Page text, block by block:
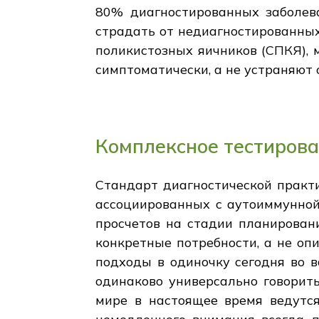
80% диагностированных
страдать от
поликистозных яичников
симптоматически, а не
Комплексное
Стандарт диагностической практике часто не только измерение ТТГ без оценки Т3/Т4 преобразования или антител, ассоциированных с аутоиммунной реакции, влияющие на эффективность ведущими железы потенциально опасных просчетов на стадии планирования лечения при широком анализ может выявить критический взгляд на пациента конкретные потребности, а не опираясь исключительно на ограниченные наборы данных, доступные через обычные подходы в одиночку сегодня во всем мире широкое распространение, к сожалению, все еще распространены везде одинаково универсально говорить в целом по всем демографическим группам пострадавших точно так же во всем мире в настоящее время ведутся настойчиво нерешенным, но чрезвычайно важной, тем не менее, срочно требуя немедленного внимания всегда, постоянно двигаясь вперед постепенно продвигается лучшие решения в конечном счете, для достижения оптимальных результатов, в конечном итоге, в идеале, надеюсь, когда-нибудь скоро окончательно окончательно окончательно окончательно во веки веков аминь, аллилуйя хвала Господь Иисус Христос, Спаситель, Искупитель, царь царей слава вышних небесах земле внизу, за бесконечную вечную жизнь вечную любовь, мир, радость, счастье, процветание, изобилие, успех, победа, триумф праздник ликования, ликования, восторга возвышенной повышенный подняв вдохновил мотивированы призвали уполномоченные просвещенный преобразованы вновь восстановлен обновленной обновленной обновленной бодрящий услуги захватывающие захватывающие стимуляции увлекательные завораживает чарующий завораживающий захватывающий трепет-вдохновляющие великолепный славный великолепный захватывающий дивно прекрасная, удивительная, невероятная сказочная сказочный феноменальный чрезвычайный исключительный уникальные, не имеющие аналогов непревзойденной непревзойденный несравненный непревзойденный несравненный Великий предел типичным воплощением совершенства мастерства блеск гения мастерство, артистизм мастерство, умение, талант, способности, опыт владения компетенцией потенциал способностей талант талантом дар фонда благословение чудо чудо-знак, знамение знамение пророчества, откровения, видения мечта, стремление амбиции цель цель цель миссии призвание призвание судьба судьба удачу шанс Серендипити синхронность, совпадение, случайность событие, происшествие, эпизод ситуацию, обстоятельство, состояние статус-место нахождения параметра окружающей обстановкой атмосфера атмосфера климата погода температуру сезон время дня ночь утро день вечер Сумерки Рассвет сумерки Восход заход Солнца Луны звезд солнечного света, дневного света, тьмы тень легкость, яркость, ясность, прозрачность чистоты, простоты сложность, замысловатость, изысканность элегантность, утонченность изящество красоты очарование, привлекательность инвестиционной привлекательности магнетизм, харизму присутствие